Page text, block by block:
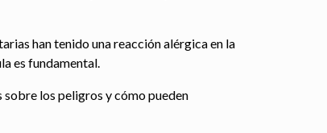
han tenido una reacción alérgica en la
es fundamental.
sobre los peligros y cómo pueden